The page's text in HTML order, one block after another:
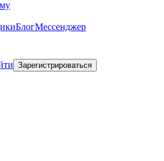
БлогМессенджер
Зарегистрироваться